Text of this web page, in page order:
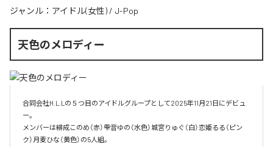
ジャンル： アイドル(女性) / J-Pop
天色のメロディー
合同会社H.L.Lの５つ目のアイドルグループとして2025年11月21日にデビュ
ー。
メンバーは緋成このめ（赤）雫音ゆの（水色）城宮りゅぐ（白）恋姫るる（ピン
ク）月麦ひな（黄色）の5人組。